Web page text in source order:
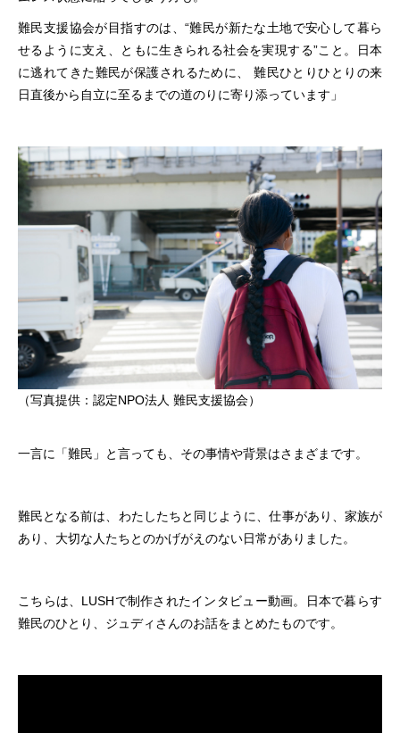
難民支援協会が目指すのは、“難民が新たな土地で安心して暮ら
せるように支え、ともに生きられる社会を実現する”こと。日本
に逃れてきた難民が保護されるために、 難民ひとりひとりの来
日直後から自立に至るまでの道のりに寄り添っています」
（写真提供：認定NPO法人 難民支援協会）
一言に「難民」と言っても、その事情や背景はさまざまです。
難民となる前は、わたしたちと同じように、仕事があり、家族が
あり、大切な人たちとのかげがえのない日常がありました。
こちらは、LUSHで制作されたインタビュー動画。日本で暮らす
難民のひとり、ジュディさんのお話をまとめたものです。